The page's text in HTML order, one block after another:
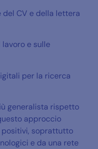
del CV e della lettera
e sulle
per la ricerca
generalista rispetto
approccio
soprattutto
e da una rete